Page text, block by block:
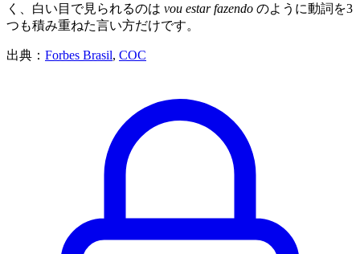
く、白い目で見られるのは vou estar fazendo のように動詞を3
つも積み重ねた言い方だけです。
出典： Forbes Brasil, COC